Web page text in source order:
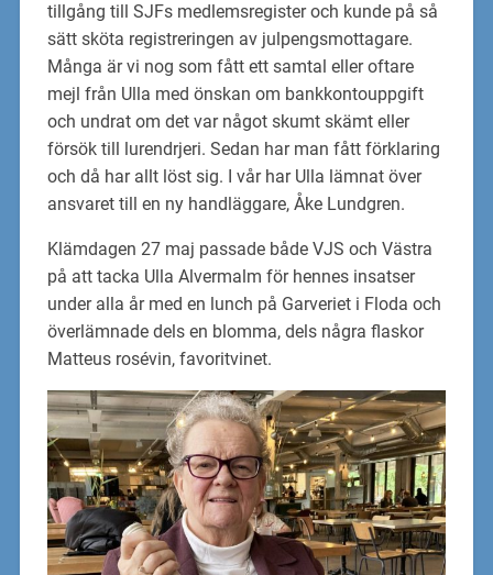
tillgång till SJFs medlemsregister och kunde på så
sätt sköta registreringen av julpengsmottagare.
Många är vi nog som fått ett samtal eller oftare
mejl från Ulla med önskan om bankkontouppgift
och undrat om det var något skumt skämt eller
försök till lurendrjeri. Sedan har man fått förklaring
och då har allt löst sig. I vår har Ulla lämnat över
ansvaret till en ny handläggare, Åke Lundgren.
Klämdagen 27 maj passade både VJS och Västra
på att tacka Ulla Alvermalm för hennes insatser
under alla år med en lunch på Garveriet i Floda och
överlämnade dels en blomma, dels några flaskor
Matteus rosévin, favoritvinet.